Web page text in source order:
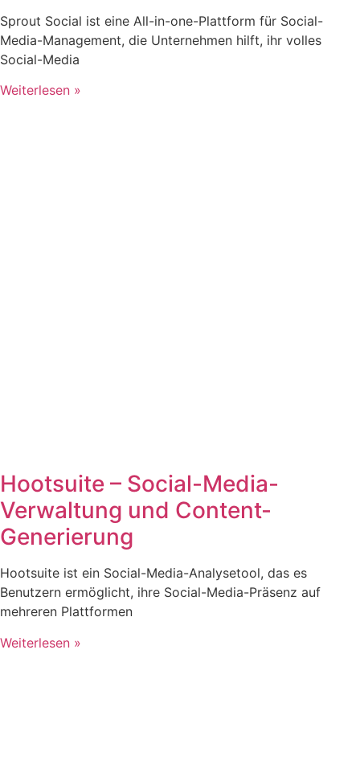
Sprout Social ist eine All-in-one-Plattform für Social-
Media-Management, die Unternehmen hilft, ihr volles
Social-Media
Weiterlesen »
Hootsuite – Social-Media-
Verwaltung und Content-
Generierung
Hootsuite ist ein Social-Media-Analysetool, das es
Benutzern ermöglicht, ihre Social-Media-Präsenz auf
mehreren Plattformen
Weiterlesen »